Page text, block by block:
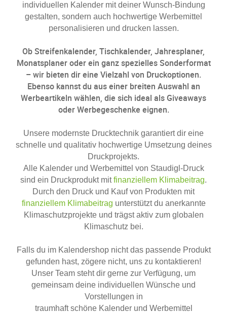
individuellen Kalender mit deiner Wunsch-Bindung
gestalten, sondern auch hochwertige Werbemittel
personalisieren und drucken lassen.
Ob Streifenkalender, Tischkalender, Jahresplaner,
Monatsplaner oder ein ganz spezielles Sonderformat
– wir bieten dir eine Vielzahl von Druckoptionen.
Ebenso kannst du aus einer breiten Auswahl an
Werbeartikeln wählen, die sich ideal als Giveaways
oder Werbegeschenke eignen.
Unsere modernste Drucktechnik garantiert dir eine
schnelle und qualitativ hochwertige Umsetzung deines
Druckprojekts.
Alle Kalender und Werbemittel von Staudigl-Druck
sind ein Druckprodukt mitfinanziellem Klimabeitrag.
Durch den Druck und Kauf von Produkten mit
finanziellem Klimabeitrag unterstützt du anerkannte
Klimaschutzprojekte und trägst aktiv zum globalen
Klimaschutz bei.
Falls du im Kalendershop nicht das passende Produkt
gefunden hast, zögere nicht, uns zu kontaktieren!
Unser Team steht dir gerne zur Verfügung, um
gemeinsam deine individuellen Wünsche und
Vorstellungen in
traumhaft schöne Kalender und Werbemittel